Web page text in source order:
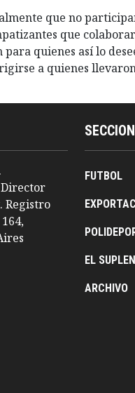
que no
que
quienes así lo
a quienes
Registro
FUTBOL
EL
ARCHIVO